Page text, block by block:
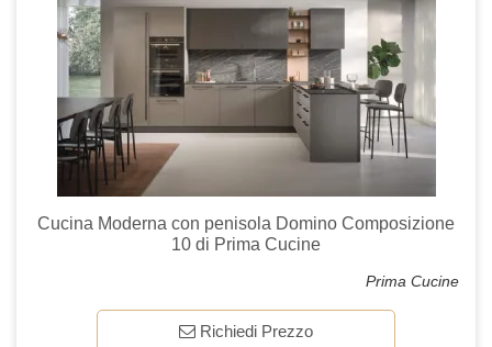
Cucina Moderna con penisola Domino Composizione
10 di Prima Cucine
Prima Cucine
Richiedi Prezzo